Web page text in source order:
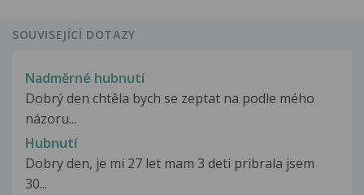
SOUVISEJÍCÍ DOTAZY
Nadměrné hubnutí
Dobrý den chtěla bych se zeptat na podle mého
názoru...
Hubnutí
Dobry den, je mi 27 let mam 3 deti pribrala jsem
30...